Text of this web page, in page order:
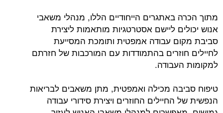
מתוך הכרה באתגרים הייחודיים הללו, מנהלי משאבי
אנוש יכולים ליישם אסטרטגיות מותאמות ליצירת
סביבת מקום עבודה אמפטית ותומכת המסייעת
לחיילים חוזרים בהתמודדות עם המורכבות של חזרתם
למקומות העבודה.
טיפוח סביבה מכילה ואמפטית, מתן משאבים לבריאות
הנפשית של החיילים החוזרים ויצירת סידורי עבודה